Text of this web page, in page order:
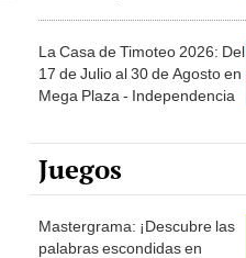
La Casa de Timoteo 2026: Del
17 de Julio al 30 de Agosto en
Mega Plaza - Independencia
Juegos
Mastergrama: ¡Descubre las
palabras escondidas en